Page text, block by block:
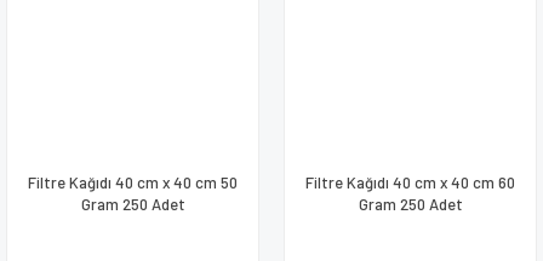
Filtre Kağıdı 40 cm x 40 cm 50
Gram 250 Adet
Filtre Kağıdı 40 cm x 40 cm 60
Gram 250 Adet